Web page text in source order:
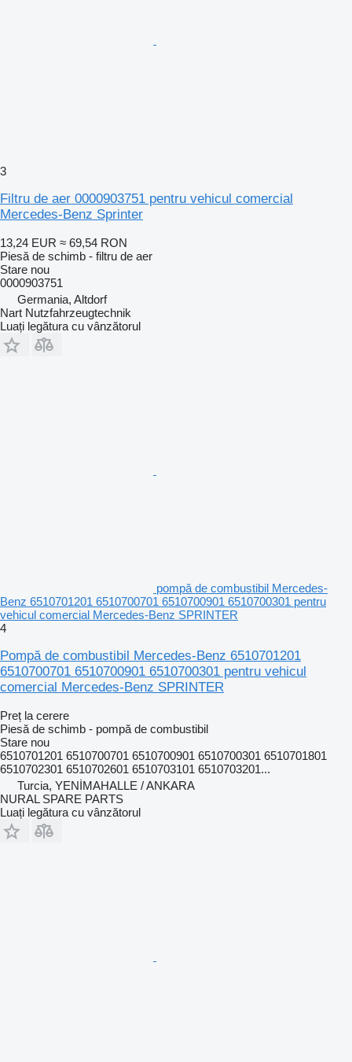
3
Filtru de aer 0000903751 pentru vehicul comercial
Mercedes-Benz Sprinter
13,24 EUR ≈ 69,54 RON
Piesă de schimb - filtru de aer
Stare nou
0000903751
Germania, Altdorf
Nart Nutzfahrzeugtechnik
Luați legătura cu vânzătorul
pompă de combustibil Mercedes-
Benz 6510701201 6510700701 6510700901 6510700301 pentru
vehicul comercial Mercedes-Benz SPRINTER
4
Pompă de combustibil Mercedes-Benz 6510701201
6510700701 6510700901 6510700301 pentru vehicul
comercial Mercedes-Benz SPRINTER
Preț la cerere
Piesă de schimb - pompă de combustibil
Stare nou
6510701201 6510700701 6510700901 6510700301 6510701801
6510702301 6510702601 6510703101 6510703201...
Turcia, YENİMAHALLE / ANKARA
NURAL SPARE PARTS
Luați legătura cu vânzătorul